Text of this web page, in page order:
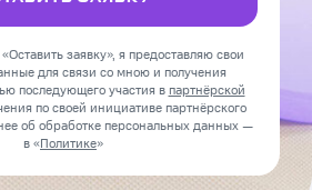
заявку», я предоставляю свои
для связи со мною и получения
последующего участия в партнёрской
по своей инициативе партнёрского
об обработке персональных данных —
в «Политике»